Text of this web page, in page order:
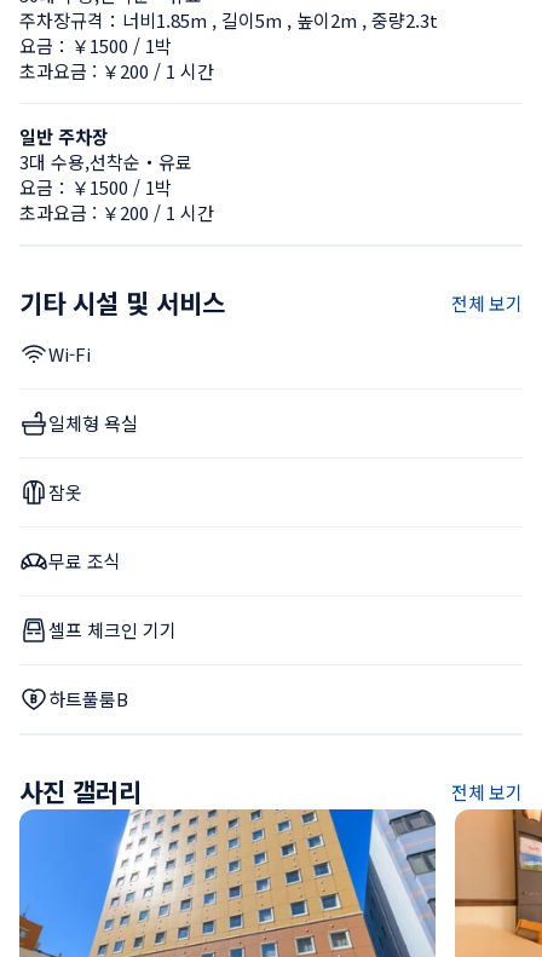
주차장규격：너비1.85m , 길이5m , 높이2m , 중량2.3t
요금：￥1500 / 1박
초과요금 : ￥200 / 1 시간
일반 주차장
3대 수용,선착순・유료
요금：￥1500 / 1박
초과요금 : ￥200 / 1 시간
기타 시설 및 서비스 전체 보기
Wi-Fi
일체형 욕실
잠옷
무료 조식
셀프 체크인 기기
하트풀룸B
사진 갤러리 전체 보기